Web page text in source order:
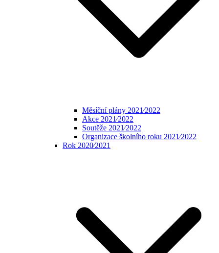
Měsíční plány 2021⁄2022
Akce 2021⁄2022
Soutěže 2021⁄2022
Organizace školního roku 2021⁄2022
Rok 2020⁄2021